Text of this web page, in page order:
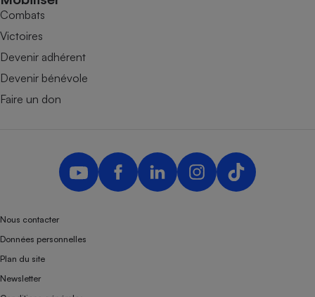
Combats
Victoires
Devenir adhérent
Devenir bénévole
Faire un don
Nous contacter
Données personnelles
Plan du site
Newsletter